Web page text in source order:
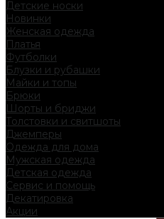
Детские носки
Новинки
Женская одежда
Платья
Футболки
Блузки и рубашки
Майки и топы
Брюки
Шорты и бриджи
Толстовки и свитшоты
Джемперы
Одежда для дома
Мужская одежда
Детская одежда
Сервис и помощь
Декатировка
Акции